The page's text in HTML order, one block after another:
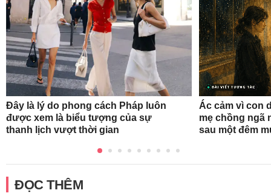
Đây là lý do phong cách Pháp luôn
được xem là biểu tượng của sự
thanh lịch vượt thời gian
Ác cảm vì con
mẹ chồng ngã
sau một đêm
ĐỌC THÊM